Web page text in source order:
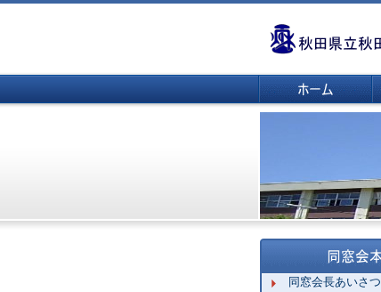
同窓会長あいさつ